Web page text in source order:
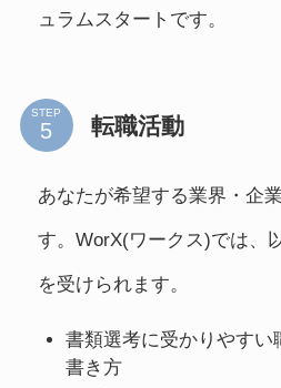
ュラムスタートです。
STEP 転職活動
あなたが希望する業界・企
す。WorX(ワークス)では、
を受けられます。
書類選考に受かりやす
書き方